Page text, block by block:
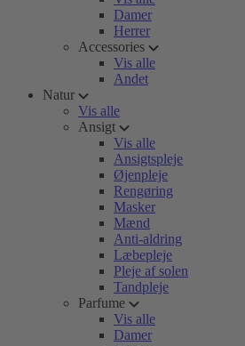
Damer
Herrer
Accessories
Vis alle
Andet
Natur
Vis alle
Ansigt
Vis alle
Ansigtspleje
Øjenpleje
Rengøring
Masker
Mænd
Anti-aldring
Læbepleje
Pleje af solen
Tandpleje
Parfume
Vis alle
Damer